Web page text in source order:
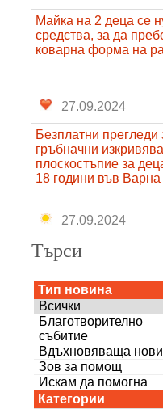
Майка на 2 деца се
средства, за да
коварна форма на
27.09.2024
Безплатни прегледи
гръбначни
плоскостъпие за
18 години във Варна
27.09.2024
Търси
Тип новина
Всички
Благотворително
събитие
Вдъхновяваща
Зов за помощ
Искам да помогна
Категории